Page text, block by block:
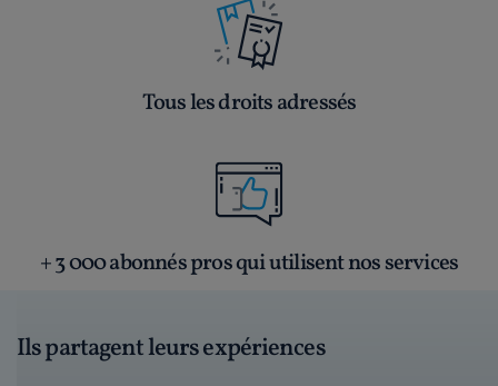
Tous les droits adressés
+ 3 000 abonnés pros qui utilisent nos services
Ils partagent leurs expériences